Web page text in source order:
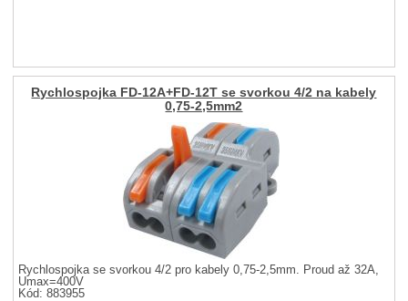
Rychlospojka FD-12A+FD-12T se svorkou 4/2 na kabely
0,75-2,5mm2
Rychlospojka se svorkou 4/2 pro kabely 0,75-2,5mm. Proud až 32A,
Umax=400V
Kód: 883955